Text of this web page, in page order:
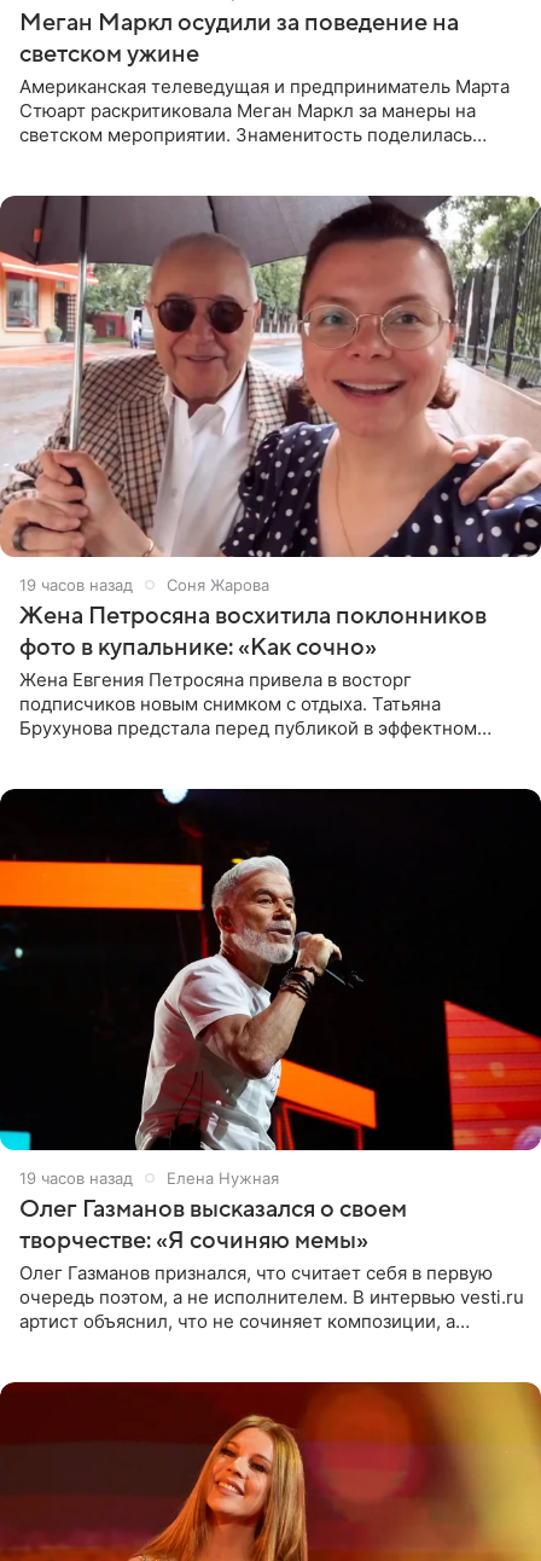
Меган Маркл осудили за поведение на
светском ужине
Американская телеведущая и предприниматель Марта
Стюарт раскритиковала Меган Маркл за манеры на
светском мероприятии. Знаменитость поделилась
19 часов назад Соня Жарова
Жена Петросяна восхитила поклонников
фото в купальнике: «Как сочно»
Жена Евгения Петросяна привела в восторг
подписчиков новым снимком с отдыха. Татьяна
Брухунова предстала перед публикой в эффектном
19 часов назад Елена Нужная
Олег Газманов высказался о своем
творчестве: «Я сочиняю мемы»
Олег Газманов признался, что считает себя в первую
очередь поэтом, а не исполнителем. В интервью vesti.ru
артист объяснил, что не сочиняет композиции, а